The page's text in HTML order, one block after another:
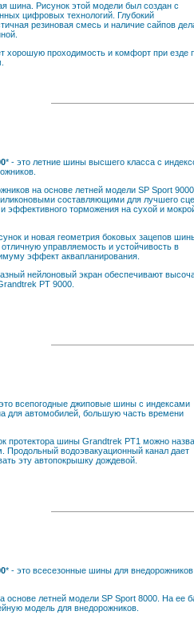
шина. Рисунок этой модели был создан с
цифровых технологий. Глубокий
резиновая смесь и наличие сайпов
хорошую проходимость и комфорт при езде
* - это летние шины высшего класса с
на основе летней модели SP Sport 9000.
составляющими для лучшего
эффективного торможения на сухой и
и новая геометрия боковых зацепов
управляемость и устойчивость в
эффект аквапланирования.
нейлоновый экран обеспечивают
PT 9000.
всепогодные джиповые шины с индексами
для автомобилей, большую часть времени
протектора шины Grandtrek PT1 можно
Продольный водоэвакуационный канал дает
эту автопокрышку дождевой.
* - это всесезонные шины для внедорожников
основе летней модели SP Sport 8000. На ее
модель для внедорожников.